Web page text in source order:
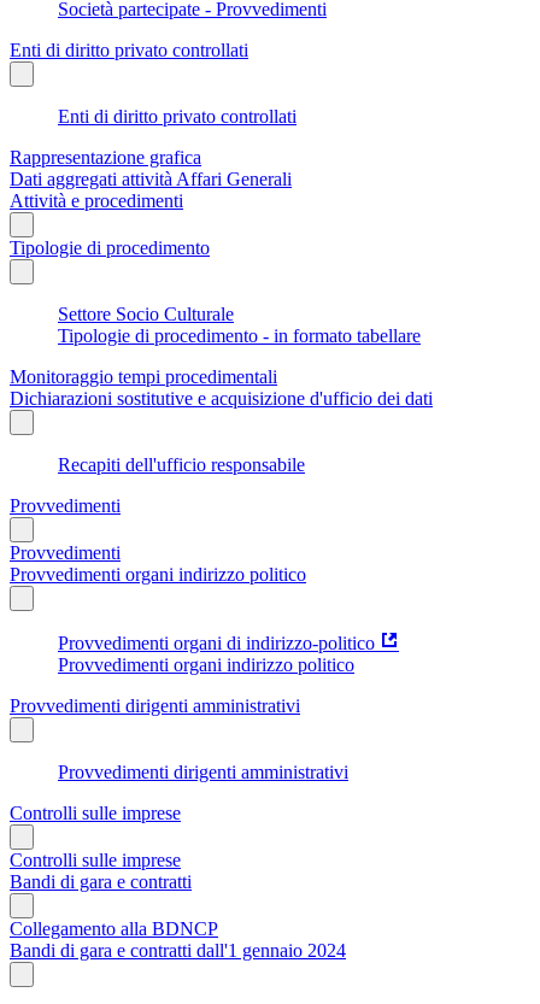
Società partecipate - Provvedimenti
Enti di diritto privato controllati
Enti di diritto privato controllati
Rappresentazione grafica
Dati aggregati attività Affari Generali
Attività e procedimenti
Tipologie di procedimento
Settore Socio Culturale
Tipologie di procedimento - in formato tabellare
Monitoraggio tempi procedimentali
Dichiarazioni sostitutive e acquisizione d'ufficio dei dati
Recapiti dell'ufficio responsabile
Provvedimenti
Provvedimenti
Provvedimenti organi indirizzo politico
Provvedimenti organi di indirizzo-politico
Provvedimenti organi indirizzo politico
Provvedimenti dirigenti amministrativi
Provvedimenti dirigenti amministrativi
Controlli sulle imprese
Controlli sulle imprese
Bandi di gara e contratti
Collegamento alla BDNCP
Bandi di gara e contratti dall'1 gennaio 2024